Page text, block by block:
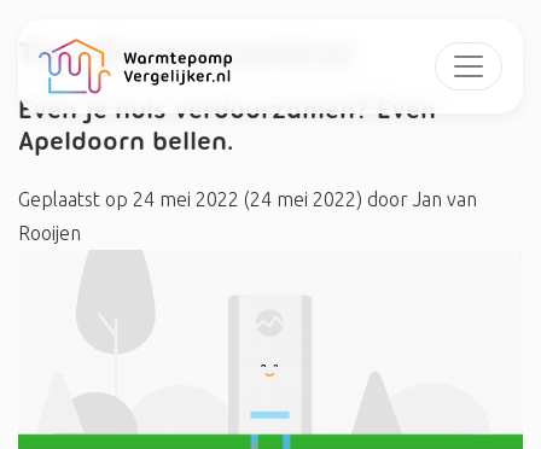
Tag:#samenwerking
Even je huis verduurzamen? Even
Apeldoorn bellen.
Geplaatst op 24 mei 2022 (24 mei 2022) door Jan van
Rooijen